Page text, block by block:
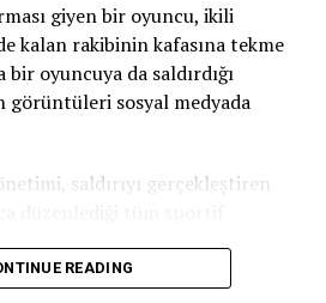
giyen bir oyuncu, ikili
kalan rakibinin kafasına tekme
oyuncuya da saldırdığı
sosyal medyada
saldırıyı gerçekleştiren
ilgili soruşturma başlattı.
READING